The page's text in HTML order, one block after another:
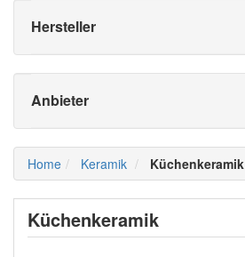
Hersteller
Anbieter
Home Keramik Küchenkeramik
Küchenkeramik